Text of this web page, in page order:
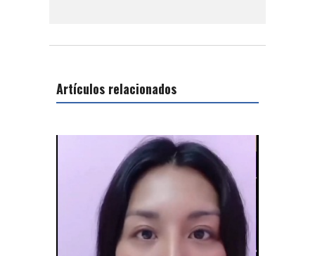
Artículos relacionados